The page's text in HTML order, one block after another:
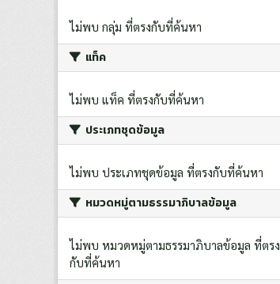
ไม่พบ กลุ่ม ที่ตรงกับที่ค้นหา
แท็ค
ไม่พบ แท็ค ที่ตรงกับที่ค้นหา
ประเภทชุดข้อมูล
ไม่พบ ประเภทชุดข้อมูล ที่ตรงกับที่ค้นหา
หมวดหมู่ตามธรรมาภิบาลข้อมูล
ไม่พบ หมวดหมู่ตามธรรมาภิบาลข้อมูล ที่ตรง
กับที่ค้นหา